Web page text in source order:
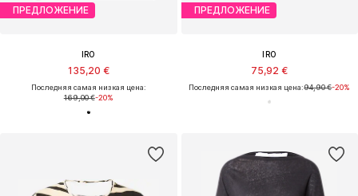
ПРЕДЛОЖЕНИЕ
IRO
135,20 €
Последняя самая низкая цена:
169,00 €-20%
ПРЕДЛОЖЕНИЕ
IRO
75,92 €
Последняя самая низкая цена:94,90 €-20%